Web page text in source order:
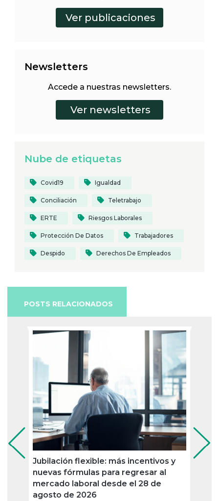
Newsletters
Accede a nuestras newsletters.
Nube de etiquetas
Covid19 Igualdad
Conciliación Teletrabajo
ERTE Riesgos Laborales
Protección De Datos Trabajadores
Despido Derechos De Empleados
POSTS RELACIONADOS
Jubilación flexible: más incentivos y
nuevas fórmulas para regresar al
mercado laboral desde el 28 de
agosto de 2026